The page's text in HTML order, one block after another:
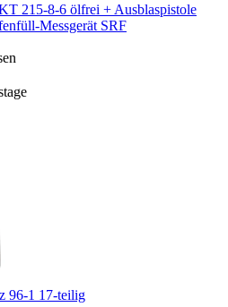
215-8-6 ölfrei + Ausblaspistole
Messgerät SRF
96-1 17-teilig